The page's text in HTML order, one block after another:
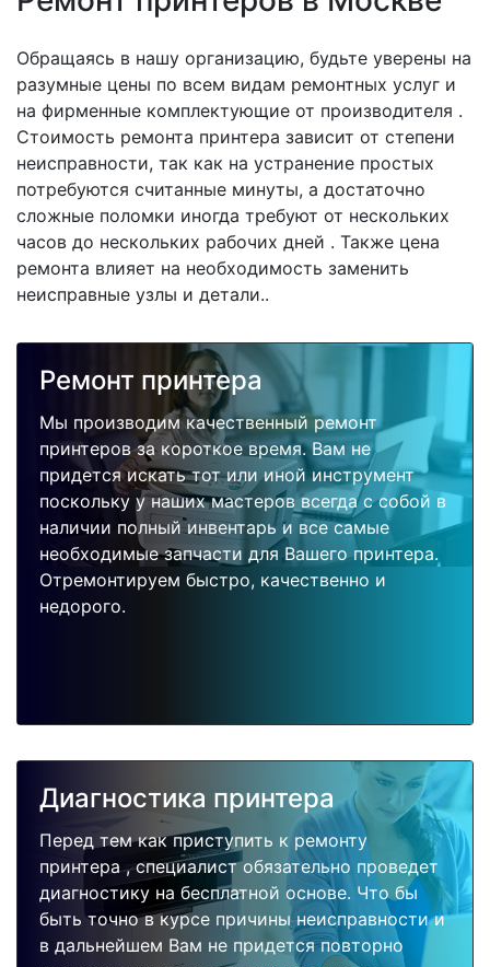
Обращаясь в нашу организацию, будьте уверены на
разумные цены по всем видам ремонтных услуг и
на фирменные комплектующие от производителя .
Стоимость ремонта принтера зависит от степени
неисправности, так как на устранение простых
потребуются считанные минуты, а достаточно
сложные поломки иногда требуют от нескольких
часов до нескольких рабочих дней . Также цена
ремонта влияет на необходимость заменить
неисправные узлы и детали..
Ремонт принтера
Мы производим качественный ремонт
принтеров за короткое время. Вам не
придется искать тот или иной инструмент
поскольку у наших мастеров всегда с собой в
наличии полный инвентарь и все самые
необходимые запчасти для Вашего принтера.
Отремонтируем быстро, качественно и
недорого.
Диагностика принтера
Перед тем как приступить к ремонту
принтера , специалист обязательно проведет
диагностику на бесплатной основе. Что бы
быть точно в курсе причины неисправности и
в дальнейшем Вам не придется повторно